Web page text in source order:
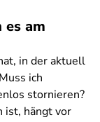
es am
in der aktuell
ich
stornieren?
ist, hängt vor